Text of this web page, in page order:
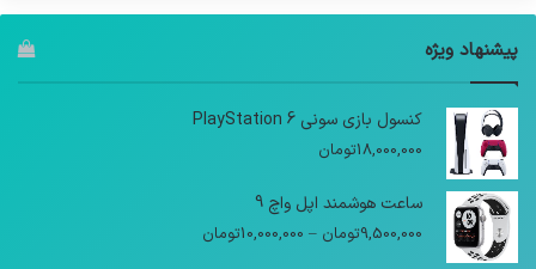
پیشنهاد ویژه
کنسول بازی سونی PlayStation 6
18,000,000تومان
ساعت هوشمند اپل واچ 9
9,500,000تومان –
10,000,000تومان